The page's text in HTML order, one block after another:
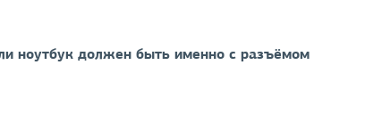
ноутбук должен быть именно с разъёмом